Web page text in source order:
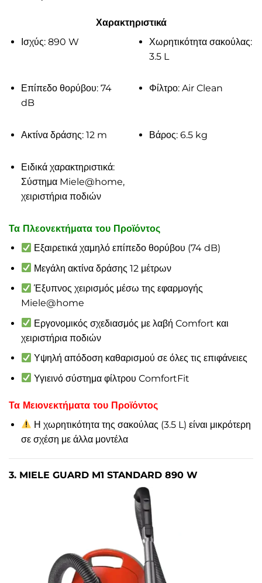
Χαρακτηριστικά
Ισχύς: 890 W
Χωρητικότητα σακούλας:
3.5 L
Επίπεδο θορύβου: 74
dB
Φίλτρο: Air Clean
Ακτίνα δράσης: 12 m Βάρος: 6.5 kg
Ειδικά χαρακτηριστικά:
Σύστημα Miele@home,
χειριστήρια ποδιών
Τα Πλεονεκτήματα του Προϊόντος
Εξαιρετικά χαμηλό επίπεδο θορύβου (74 dB)
Μεγάλη ακτίνα δράσης 12 μέτρων
Έξυπνος χειρισμός μέσω της εφαρμογής
Miele@home
Εργονομικός σχεδιασμός με λαβή Comfort και
χειριστήρια ποδιών
Υψηλή απόδοση καθαρισμού σε όλες τις επιφάνειες
Υγιεινό σύστημα φίλτρου ComfortFit
Τα Μειονεκτήματα του Προϊόντος
Η χωρητικότητα της σακούλας (3.5 L) είναι μικρότερη
σε σχέση με άλλα μοντέλα
3. MIELE GUARD M1 STANDARD 890 W